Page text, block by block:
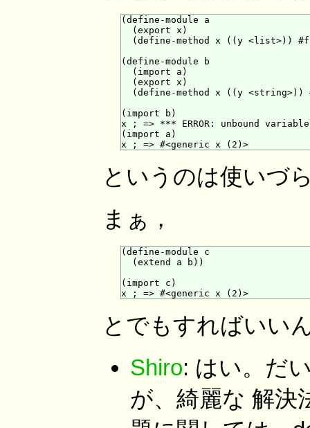
(define-module a
  (export x)
(define-method x ((y <list>))
(define-module b
  (import a)
  (export x)
(define-method x ((y <string>))
(import b)
x ; => *** ERROR: unbound
(import a)
というのは使いづ
まぁ，
(define-module c
  (extend a b))
(import c)
とでもすればいい
Shiro: はい。だ
が、綺麗な 解決